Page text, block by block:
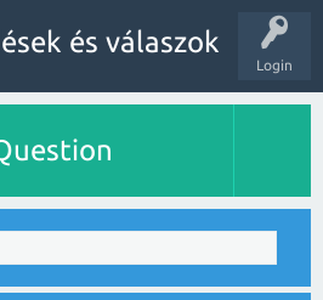
Login
és válaszok